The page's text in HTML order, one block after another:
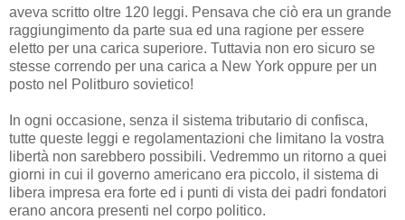
aveva scritto oltre 120 leggi. Pensava che ciò era un grande
raggiungimento da parte sua ed una ragione per essere
eletto per una carica superiore. Tuttavia non ero sicuro se
stesse correndo per una carica a New York oppure per un
posto nel Politburo sovietico!
In ogni occasione, senza il sistema tributario di confisca,
tutte queste leggi e regolamentazioni che limitano la vostra
libertà non sarebbero possibili. Vedremmo un ritorno a quei
giorni in cui il governo americano era piccolo, il sistema di
libera impresa era forte ed i punti di vista dei padri fondatori
erano ancora presenti nel corpo politico.